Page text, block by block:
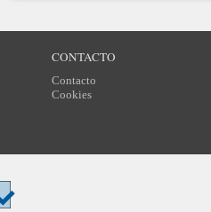
CONTACTO
Contacto
Cookies